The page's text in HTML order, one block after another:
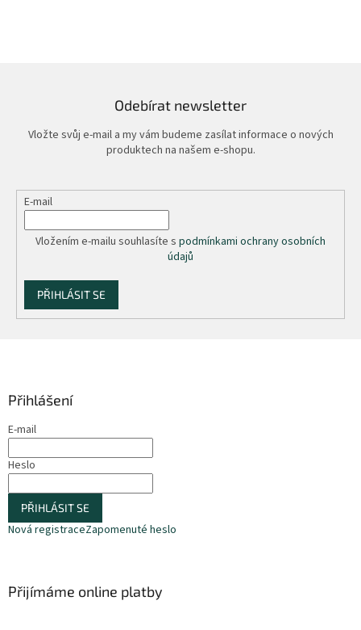
Odebírat newsletter
Vložte svůj e-mail a my vám budeme zasílat informace o nových
produktech na našem e-shopu.
E-mail
Vložením e-mailu souhlasíte s podmínkami ochrany osobních
údajů
PŘIHLÁSIT SE
Přihlášení
E-mail
Heslo
PŘIHLÁSIT SE
Nová registraceZapomenuté heslo
Přijímáme online platby